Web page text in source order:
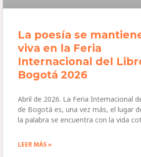
La poesía se
viva en la Feria
Internacional del
Bogotá 2026
Abril de 2026. La Feria Internacional
de Bogotá es, una vez más, el lugar
la palabra se encuentra con la vida
LEER MÁS »